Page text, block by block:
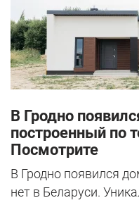
В Гродно
построенный по
Посмотрите
В Гродно появился
нет в Беларуси.